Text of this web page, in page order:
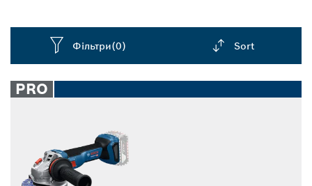
Фільтри(0) Sort
closed
PRO